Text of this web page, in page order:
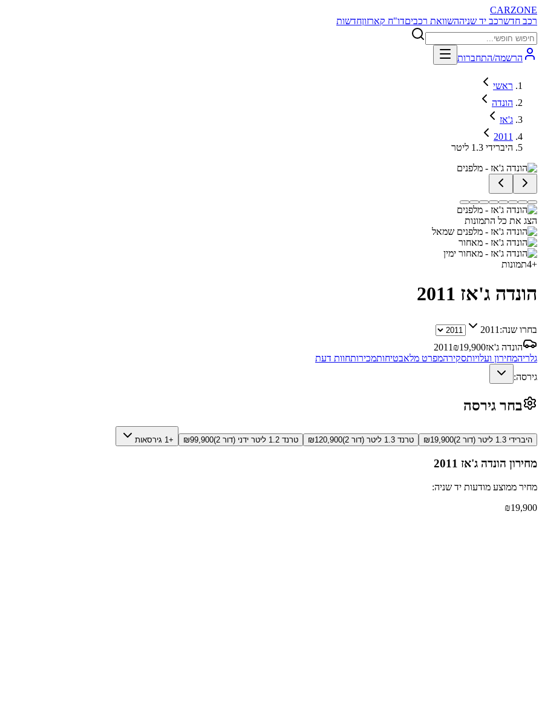
CARZONE
רכב חדשרכב יד שניההשוואת רכביםדו"ח קארזוןחדשות
הרשמה/התחברות
ראשי
הונדה
ג'אז
2011
היברידי 1.3 ליטר
הצג את כל התמונות
+
4תמונות
הונדה ג'אז 2011
בחרו שנה: 2011
הונדה ג'אז
2011 ₪19,900
גלריהמחירון ועלויותסקירהמפרט מלאבטיחותמכירותחוות דעת
גירסה:
בחר גירסה
היברידי 1.3 ליטר (דור 2) ₪19,900 טרנד 1.3 ליטר (דור 2) ₪120,900 טרנד 1.2 ליטר ידני (דור 2) ₪99,900 +1 גירסאות
מחירון הונדה ג'אז 2011
מחיר ממוצע מודעות יד שניה:
₪19,900